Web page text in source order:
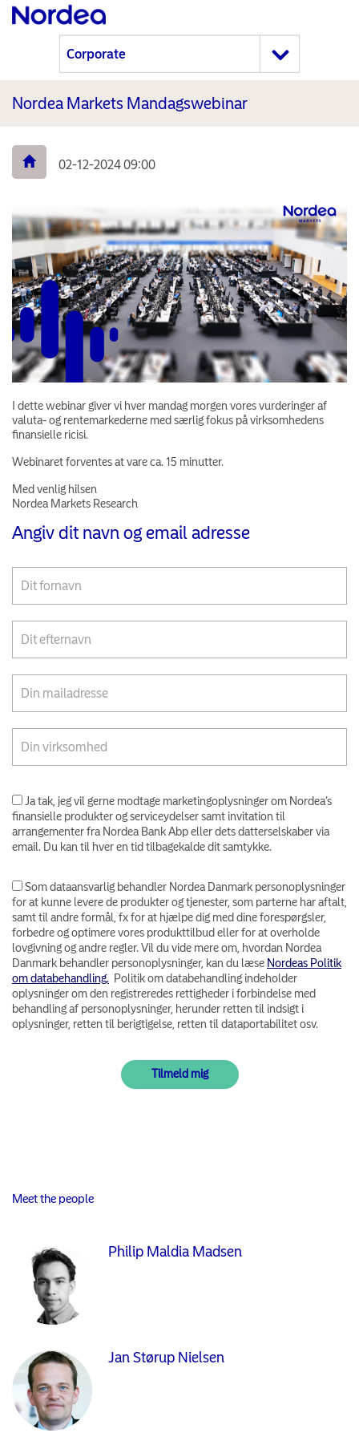
Nordea Markets Mandagswebinar
02-12-2024 09:00
I dette webinar giver vi hver mandag morgen vores vurderinger af
valuta- og rentemarkederne med særlig fokus på virksomhedens
finansielle ricisi.
Webinaret forventes at vare ca. 15 minutter.
Med venlig hilsen
Nordea Markets Research
Angiv dit navn og email adresse
Ja tak, jeg vil gerne modtage marketingoplysninger om Nordea’s
finansielle produkter og serviceydelser samt invitation til
arrangementer fra Nordea Bank Abp eller dets datterselskaber via
email. Du kan til hver en tid tilbagekalde dit samtykke.
Som dataansvarlig behandler Nordea Danmark personoplysninger
for at kunne levere de produkter og tjenester, som parterne har aftalt,
samt til andre formål, fx for at hjælpe dig med dine forespørgsler,
forbedre og optimere vores produkttilbud eller for at overholde
lovgivning og andre regler. Vil du vide mere om, hvordan Nordea
Danmark behandler personoplysninger, kan du læse Nordeas Politik
om databehandling. Politik om databehandling indeholder
oplysninger om den registreredes rettigheder i forbindelse med
behandling af personoplysninger, herunder retten til indsigt i
oplysninger, retten til berigtigelse, retten til dataportabilitet osv.
Meet the people
Philip Maldia Madsen
Jan Størup Nielsen